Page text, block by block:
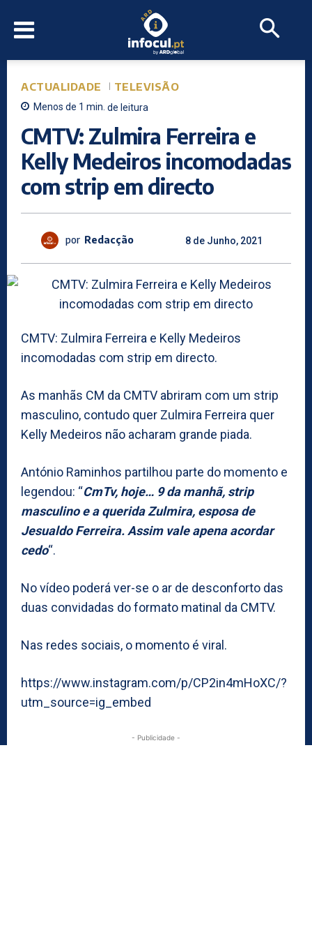
ACTUALIDADE TELEVISÃO
Menos de 1 min. de leitura
CMTV: Zulmira Ferreira e
Kelly Medeiros incomodadas
com strip em directo
por Redacção 8 de Junho, 2021
CMTV: Zulmira Ferreira e Kelly Medeiros
incomodadas com strip em directo.
As manhãs CM da CMTV abriram com um strip
masculino, contudo quer Zulmira Ferreira quer
Kelly Medeiros não acharam grande piada.
António Raminhos partilhou parte do momento e
legendou: “CmTv, hoje… 9 da manhã, strip
masculino e a querida Zulmira, esposa de
Jesualdo Ferreira. Assim vale apena acordar
cedo“.
No vídeo poderá ver-se o ar de desconforto das
duas convidadas do formato matinal da CMTV.
Nas redes sociais, o momento é viral.
https://www.instagram.com/p/CP2in4mHoXC/?
utm_source=ig_embed
- Publicidade -